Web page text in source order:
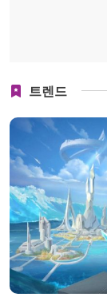
트렌드